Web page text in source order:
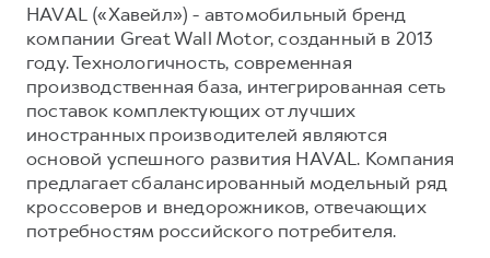
HAVAL («Хавейл») - автомобильный бренд
компании Great Wall Motor, созданный в 2013
году. Технологичность, современная
производственная база, интегрированная сеть
поставок комплектующих от лучших
иностранных производителей являются
основой успешного развития HAVAL. Компания
предлагает сбалансированный модельный ряд
кроссоверов и внедорожников, отвечающих
потребностям российского потребителя.